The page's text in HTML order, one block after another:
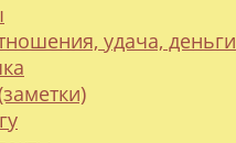
удача, деньги